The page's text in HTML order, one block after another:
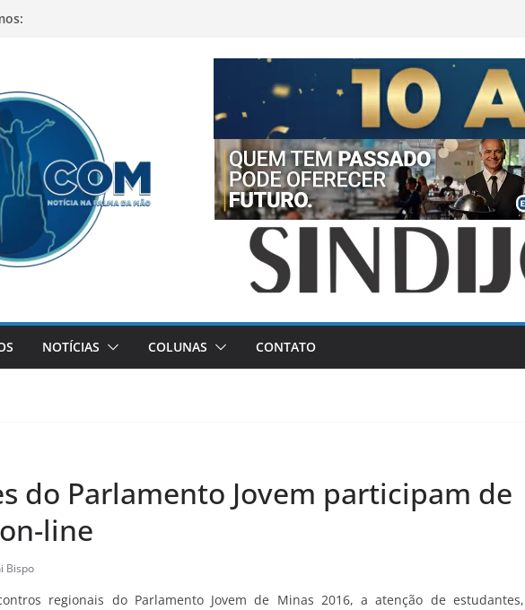
NOTÍCIAS COLUNAS CONTATO
do Parlamento Jovem participam de
line
Bispo
regionais do Parlamento Jovem de Minas 2016, a atenção de estudantes,